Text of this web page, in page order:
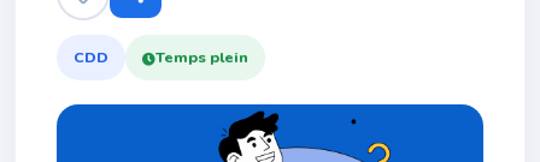
CDD Temps plein